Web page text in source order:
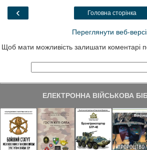
o
a
‹ Головна сторінка
Переглянути веб-
Щоб мати можливість залишати коментарі
ЕЛЕКТРОННА ВІЙСЬКОВА